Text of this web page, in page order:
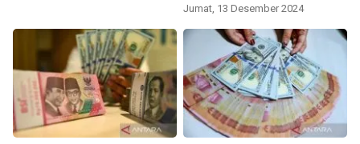
Jumat, 13 Desember 2024